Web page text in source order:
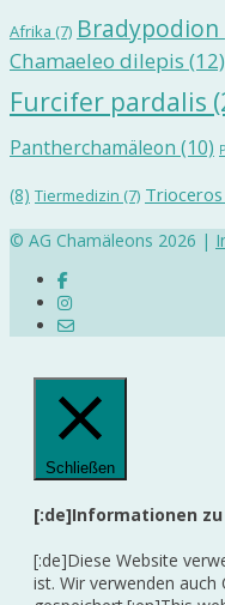
Afrika (7) Bradypodion
Chamaeleo dilepis (12)
Furcifer pardalis
Pantherchamäleon (10)
(8) Tiermedizin (7) Trioceros
© AG Chamäleons 2026 |
Schließen
[:de]Informationen
[:de]Diese Website
ist. Wir verwenden